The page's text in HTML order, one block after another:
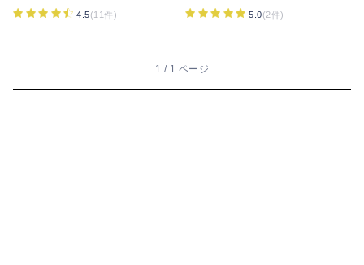
4.5(11件) 5.0(2件)
1 / 1 ページ